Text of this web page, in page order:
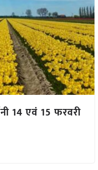
14 एवं 15 फरवरी